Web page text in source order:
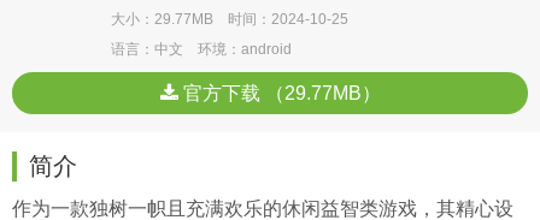
大小：29.77MB 时间：2024-10-25
语言：中文 环境：android
官方下载 （29.77MB）
简介
作为一款独树一帜且充满欢乐的休闲益智类游戏，其精心设